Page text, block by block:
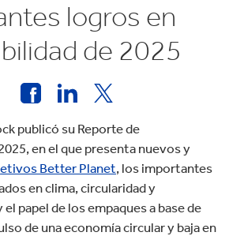
logros en
de 2025
publicó su Reporte de
en el que presenta nuevos y
Better Planet, los importantes
en clima, circularidad y
papel de los empaques a base de
de una economía circular y baja en